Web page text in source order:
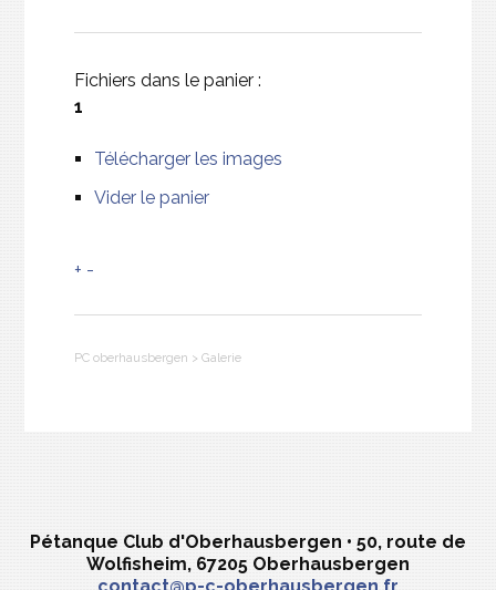
Fichiers dans le panier :
1
Télécharger les images
Vider le panier
+ -
PC oberhausbergen >Galerie
Pétanque Club d'Oberhausbergen • 50, route de
Wolfisheim, 67205 Oberhausbergen